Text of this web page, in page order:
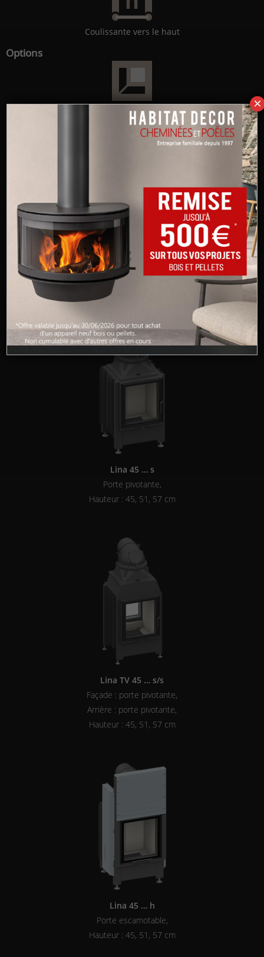
Coulissante vers le haut
Options
Double face
Double vitrage
Les différentes versions du Lina 45
Lina 45 … s
Porte pivotante,
Hauteur : 45, 51, 57 cm
Lina TV 45 … s/s
Façade : porte pivotante,
Arrière : porte pivotante,
Hauteur : 45, 51, 57 cm
Lina 45 … h
Porte escamotable,
Hauteur : 45, 51, 57 cm
×